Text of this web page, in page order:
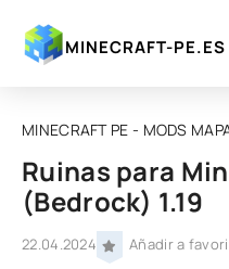
MINECRAFT-PE.ES
MINECRAFT PE - MODS
Ruinas para
(Bedrock) 1.19
22.04.2024 Añadir a